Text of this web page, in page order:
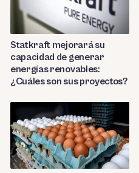
Statkraft mejorará su
capacidad de generar
energías renovables:
¿Cuáles son sus proyectos?